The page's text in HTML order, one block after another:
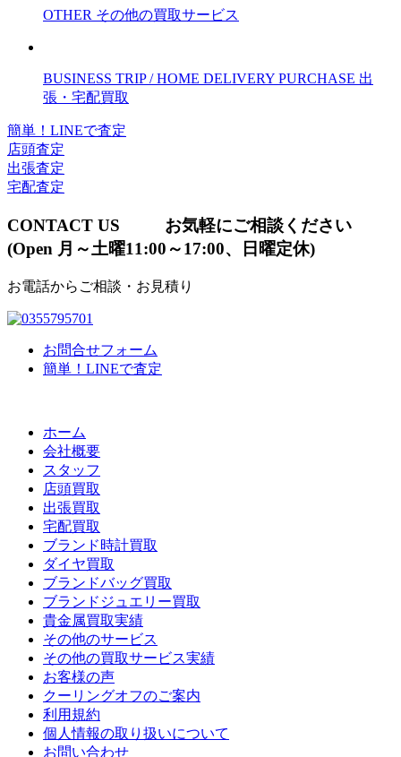
OTHER その他の買取サービス
BUSINESS TRIP / HOME DELIVERY PURCHASE 出
張・宅配買取
簡単！LINEで査定
店頭査定
出張査定
宅配査定
CONTACT US
お気軽にご相談ください
(Open 月～土曜11:00～17:00、日曜定休)
お電話からご相談・お見積り
お問合せフォーム
簡単！LINEで査定
ホーム
会社概要
スタッフ
店頭買取
出張買取
宅配買取
ブランド時計買取
ダイヤ買取
ブランドバッグ買取
ブランドジュエリー買取
貴金属買取実績
その他のサービス
その他の買取サービス実績
お客様の声
クーリングオフのご案内
利用規約
個人情報の取り扱いについて
お問い合わせ